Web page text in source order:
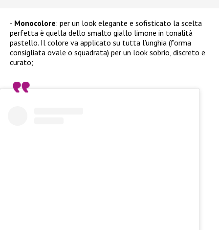
Monocolore: per un look elegante e sofisticato la scelta
perfetta è quella dello smalto giallo limone in tonalità
pastello. Il colore va applicato su tutta l’unghia (forma
consigliata ovale o squadrata) per un look sobrio, discreto e
curato;